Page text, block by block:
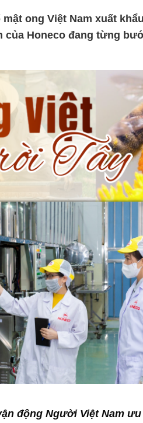
mật ong Việt Nam xuất
của Honeco đang từng
động Người Việt Nam